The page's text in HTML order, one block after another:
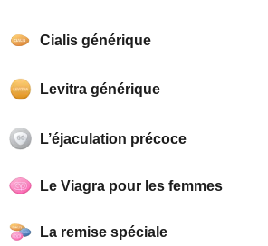
Cialis générique
Levitra générique
L’éjaculation précoce
Le Viagra pour les femmes
La remise spéciale